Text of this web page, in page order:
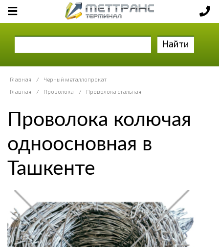
Найти
Главная /
Черный металлопрокат
Главная
/ Проволока / Проволока стальная
Проволока колючая
одноосновная в
Ташкенте